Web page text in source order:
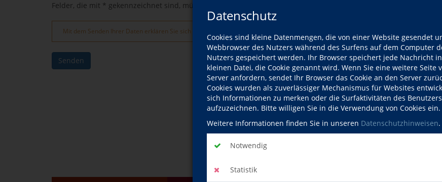
Datenschutz
Cookies sind kleine Datenmengen, die von einer Website gesendet
Webbrowser des Nutzers während des Surfens auf dem Computer
Nutzers gespeichert werden. Ihr Browser speichert jede Nachricht
kleinen Datei, die Cookie genannt wird. Wenn Sie eine weitere Seite
Server anfordern, sendet Ihr Browser das Cookie an den Server
Cookies wurden als zuverlässiger Mechanismus für Websites
sich Informationen zu merken oder die Surfaktivitäten des Benutzers
aufzuzeichnen. Bitte willigen Sie in die Verwendung von Cookies ein.
Weitere Informationen finden Sie in unseren Datenschutzhinweisen.
Notwendig
Statistik
Felder, die mit * gekennzeichnet sind, müssen ausgefüllt werden.
Mit dem Senden Ihrer Daten erklären Sie sich mit der Verarbeitung gemäß unseren
Senden